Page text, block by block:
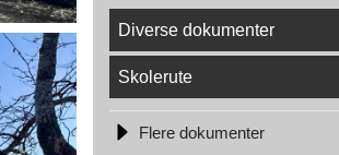
Diverse dokumenter
Skolerute
Flere dokumenter